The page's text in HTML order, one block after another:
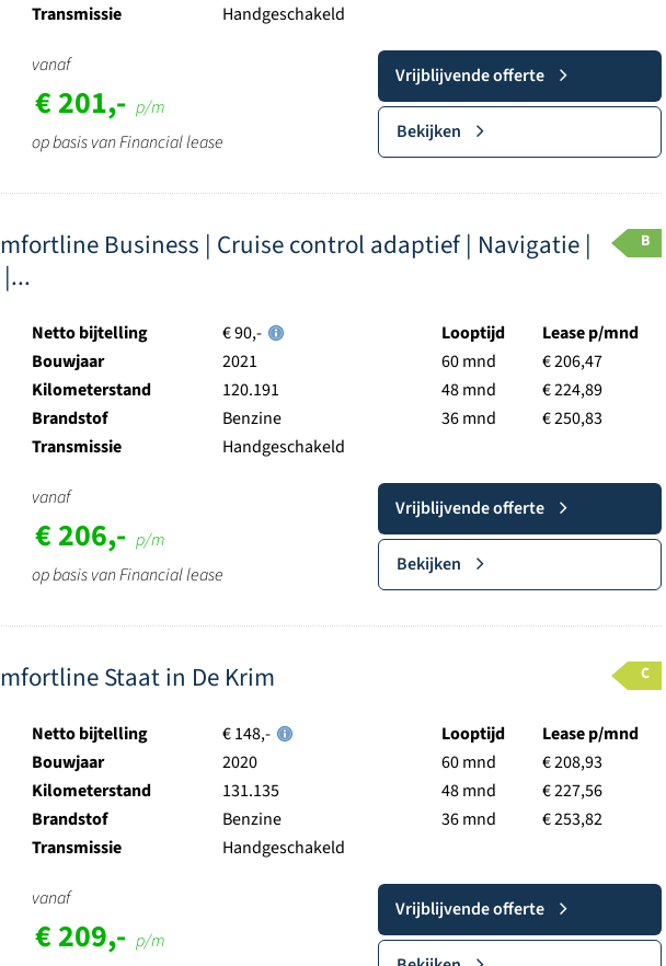
Transmissie
Handgeschakeld
vanaf
€ 201,- p/m
op basis van Financial lease
Vrijblijvende offerte
Bekijken
Business | Cruise control adaptief | Navigatie |
B
Netto bijtelling
€ 90,-
Bouwjaar
2021
Kilometerstand
120.191
Brandstof
Benzine
Transmissie
Handgeschakeld
Looptijd
60 mnd
48 mnd
36 mnd
Lease p/mnd
€ 206,47
€ 224,89
€ 250,83
vanaf
€ 206,- p/m
op basis van Financial lease
Vrijblijvende offerte
Bekijken
Staat in De Krim C
Netto bijtelling
€ 148,-
Bouwjaar
2020
Kilometerstand
131.135
Brandstof
Benzine
Transmissie
Handgeschakeld
Looptijd
60 mnd
48 mnd
36 mnd
Lease p/mnd
€ 208,93
€ 227,56
€ 253,82
vanaf
€ 209,- p/m
Vrijblijvende offerte